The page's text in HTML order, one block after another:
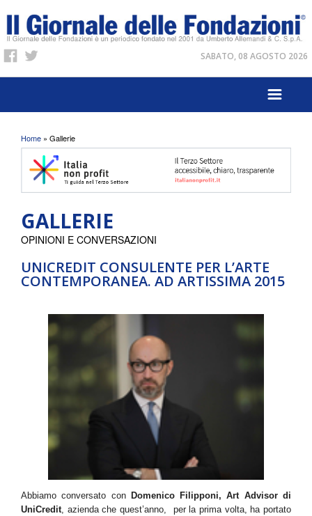
SABATO, 08 AGOSTO 2026
Tu sei qui
Home » Gallerie
GALLERIE
UNICREDIT CONSULENTE PER L’ARTE
CONTEMPORANEA. AD ARTISSIMA 2015
OPINIONI E CONVERSAZIONI
Abbiamo conversato conDomenico Filipponi, Art Advisor di
UniCredit, azienda che quest’anno, per la prima volta, ha portato